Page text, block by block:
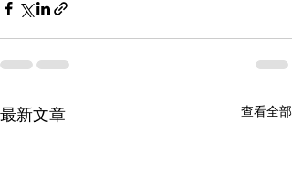
最新文章 查看全部